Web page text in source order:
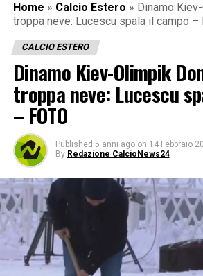
Home » Calcio Estero » Dinamo
troppa neve: Lucescu spala il campo –
CALCIO ESTERO
Dinamo Kiev-Olimpik
troppa neve: Lucescu
– FOTO
Published 5 anni ago on 14 Febbraio
By Redazione CalcioNews24